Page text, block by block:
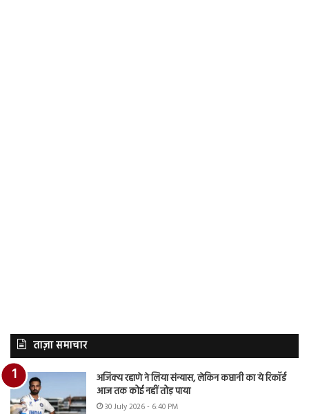
ताज़ा समाचार
अजिंक्य रहाणे ने लिया संन्यास, लेकिन कप्तानी का ये रिकॉर्ड
आज तक कोई नहीं तोड़ पाया
30 July 2026 - 6:40 PM